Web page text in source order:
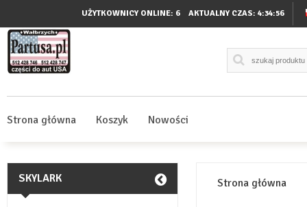
UŻYTKOWNICY ONLINE: 6 AKTUALNY CZAS: 4:34:56
Strona główna Koszyk Nowości
SKYLARK Strona główna